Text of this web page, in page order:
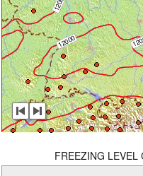
FREEZING